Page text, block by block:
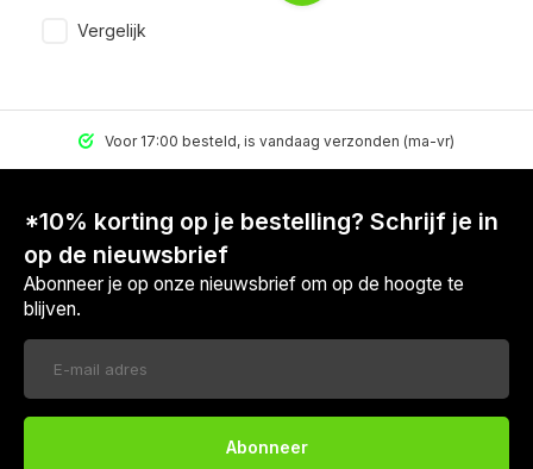
Vergelijk
Voor 17:00 besteld, is vandaag verzonden (ma-vr)
*10% korting op je bestelling? Schrijf je in
op de nieuwsbrief
Abonneer je op onze nieuwsbrief om op de hoogte te
blijven.
Abonneer